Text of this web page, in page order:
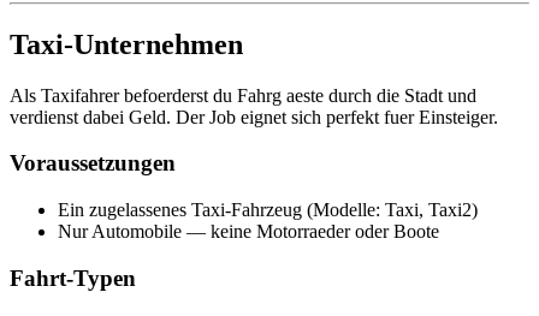
Taxi-Unternehmen
Als Taxifahrer befoerderst du Fahrg aeste durch die Stadt und
verdienst dabei Geld. Der Job eignet sich perfekt fuer Einsteiger.
Voraussetzungen
Ein zugelassenes Taxi-Fahrzeug (Modelle: Taxi, Taxi2)
Nur Automobile — keine Motorraeder oder Boote
Fahrt-Typen